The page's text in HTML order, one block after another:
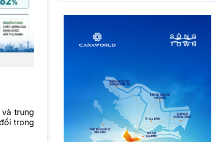
trung
trong